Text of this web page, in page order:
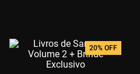
20% OFF